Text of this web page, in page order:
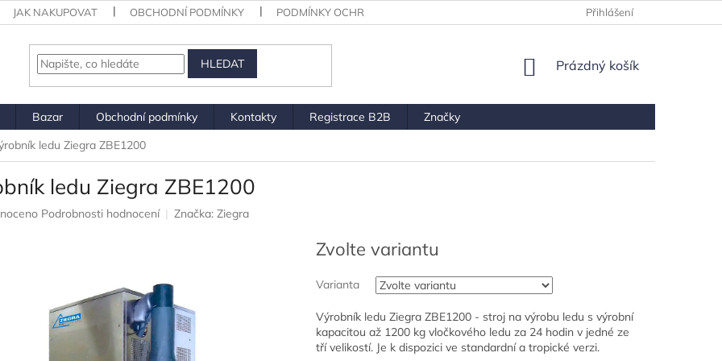
JAK NAKUPOVAT OBCHODNÍ PODMÍNKY PODMÍNKY OCHRANY OSOBNÍCH ÚDAJŮ Přihlášení
HLEDAT
NÁKUPNÍ
Prázdný košík
Bazar Obchodní podmínky Kontakty Registrace B2B
Značky
ledu Ziegra ZBE1200
ledu Ziegra ZBE1200
Podrobnosti hodnocení Značka: Ziegra
Zvolte variantu
Varianta
Výrobník ledu Ziegra ZBE1200 - stroj na výrobu ledu s výrobní
kapacitou až 1200 kg vločkového ledu za 24 hodin v jedné ze
tří velikostí. Je k dispozici ve standardní a tropické verzi.